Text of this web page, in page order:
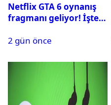
Netflix GTA 6 oynanış
fragmanı geliyor! İşte
2 gün önce